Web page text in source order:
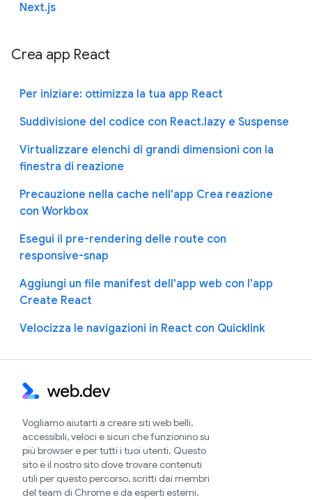
Next.js
Crea app React
Per iniziare: ottimizza la tua app React
Suddivisione del codice con React.lazy e Suspense
Virtualizzare elenchi di grandi dimensioni con la
finestra di reazione
Precauzione nella cache nell'app Crea reazione
con Workbox
Esegui il pre-rendering delle route con
responsive-snap
Aggiungi un file manifest dell'app web con l'app
Create React
Velocizza le navigazioni in React con Quicklink
Vogliamo aiutarti a creare siti web belli,
accessibili, veloci e sicuri che funzionino su
più browser e per tutti i tuoi utenti. Questo
sito è il nostro sito dove trovare contenuti
utili per questo percorso, scritti dai membri
del team di Chrome e da esperti esterni.